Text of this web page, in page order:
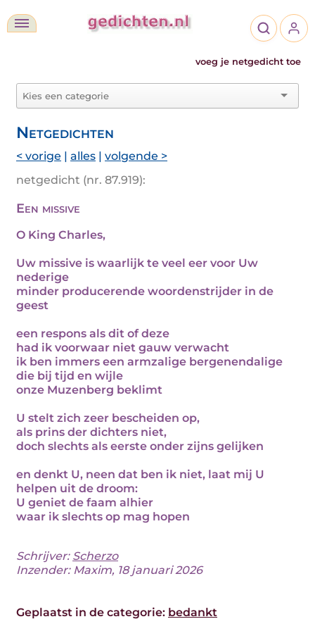
voeg je netgedicht toe
Netgedichten
< vorige | alles | volgende >
netgedicht (nr. 87.919):
Een missive
O King Charles,
Uw missive is waarlijk te veel eer voor Uw
nederige
minder producerende woordenstrijder in de
geest
een respons als dit of deze
had ik voorwaar niet gauw verwacht
ik ben immers een armzalige bergenendalige
die bij tijd en wijle
onze Muzenberg beklimt
U stelt zich zeer bescheiden op,
als prins der dichters niet,
doch slechts als eerste onder zijns gelijken
en denkt U, neen dat ben ik niet, laat mij U
helpen uit de droom:
U geniet de faam alhier
waar ik slechts op mag hopen
Schrijver: Scherzo
Inzender: Maxim, 18 januari 2026
Geplaatst in de categorie: bedankt